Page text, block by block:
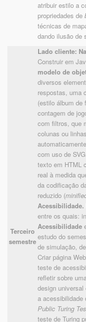
atribuir estilo a
propriedades de
técnicas de
dando ilusão de
Terceiro
semestre
Lado cliente:
Construir em
modelo de
diversos
respostas, uma
(estilo álbum de
contagem de
com filtros, que
colunas ou
com uso de
texto em HTML
real à medida
da codificação
reduzido (
Acessibilidade.
entre os quais:
Acessibilidade
estudo do
de simulação,
Criar página
teste de
refletir sobre
design
a acessibilidade
Public Turing
teste de Turing